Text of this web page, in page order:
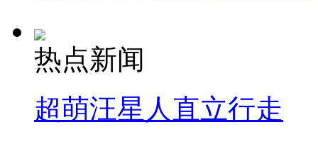
热点新闻
超萌汪星人直立行走